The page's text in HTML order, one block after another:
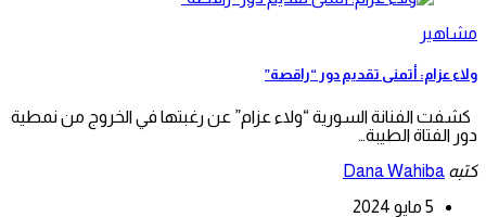
مشاهير
ولاء عزام: أتمنى تقديم دور “راقصة”
كشفت الفنانة السورية “ولاء عزام” عن رغبتها في الخروج من نمطية
دور الفتاة الطيبة…
كتبه Dana Wahiba
5 مايو 2024